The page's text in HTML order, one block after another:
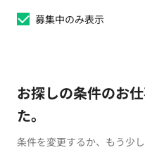
募集中のみ表示
お探しの条件のお
た。
条件を変更するか、もう少